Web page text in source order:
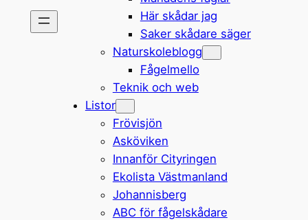
Här skådar jag
Saker skådare säger
Naturskoleblogg
Fågelmello
Teknik och web
Listor
Frövisjön
Asköviken
Innanför Cityringen
Ekolista Västmanland
Johannisberg
ABC för fågelskådare